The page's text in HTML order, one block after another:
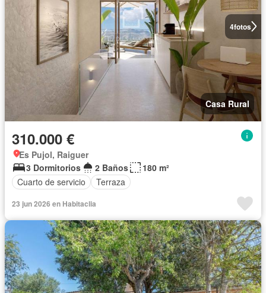
4fotos
Casa Rural
310.000 €
Es Pujol, Raiguer
3 Dormitorios
2 Baños
180 m²
Cuarto de servicio
Terraza
23 jun 2026 en Habitaclia